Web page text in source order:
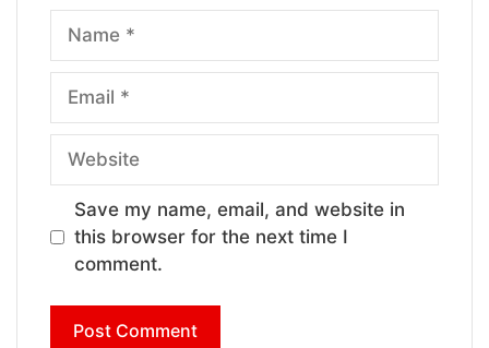
Save my name, email, and website in
this browser for the next time I
comment.